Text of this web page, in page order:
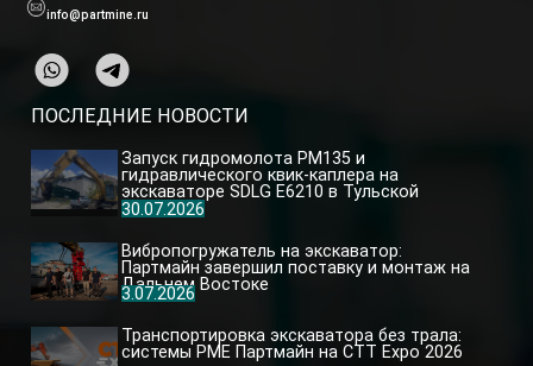
info@partmine.ru
ПОСЛЕДНИЕ НОВОСТИ
Запуск гидромолота PM135 и
гидравлического квик-каплера на
экскаваторе SDLG E6210 в Тульской
области
30.07.2026
Вибропогружатель на экскаватор:
Партмайн завершил поставку и монтаж на
Дальнем Востоке
3.07.2026
Транспортировка экскаватора без трала:
системы PME Партмайн на CTT Expo 2026